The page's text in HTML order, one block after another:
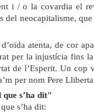
i / o la covardia el
del neocapitalisme,
atenta, de cor
per la injustícia fins
de l’Esperit. Un cop
per nom Pere
s’ha dit"
s’ha dit: